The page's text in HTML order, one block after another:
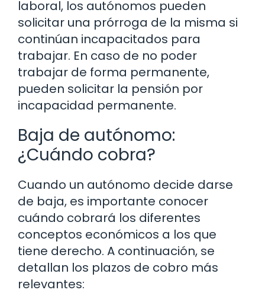
laboral, los autónomos pueden
solicitar una prórroga de la misma si
continúan incapacitados para
trabajar. En caso de no poder
trabajar de forma permanente,
pueden solicitar la pensión por
incapacidad permanente.
Baja de autónomo:
¿Cuándo cobra?
Cuando un autónomo decide darse
de baja, es importante conocer
cuándo cobrará los diferentes
conceptos económicos a los que
tiene derecho. A continuación, se
detallan los plazos de cobro más
relevantes: